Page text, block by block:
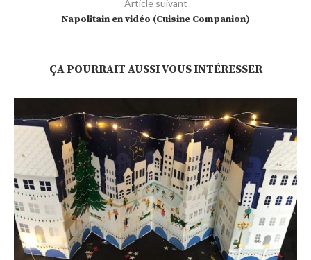
Article suivant
Napolitain en vidéo (Cuisine Companion)
ÇA POURRAIT AUSSI VOUS INTÉRESSER